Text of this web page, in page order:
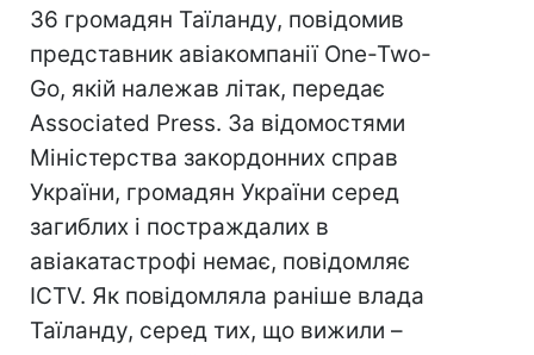
36 громадян Таїланду, повідомив
представник авіакомпанії One-Two-
Go, якій належав літак, передає
Associated Press. За відомостями
Міністерства закордонних справ
України, громадян України серед
загиблих і постраждалих в
авіакатастрофі немає, повідомляє
ICTV. Як повідомляла раніше влада
Таїланду, серед тих, що вижили –